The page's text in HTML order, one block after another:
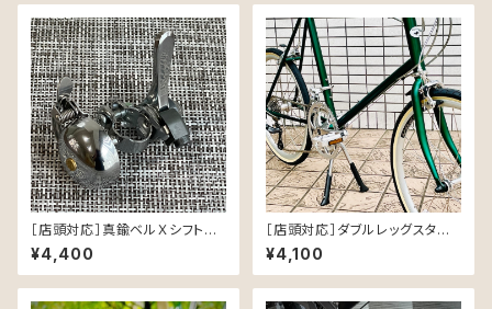
［店頭対応］真鍮ベルＸシフトレ
バー
¥4,400
［店頭対応］ダブルレッグスタン
ド for BILLION
¥4,100